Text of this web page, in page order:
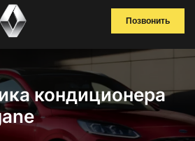
Позвонить
кондиционера